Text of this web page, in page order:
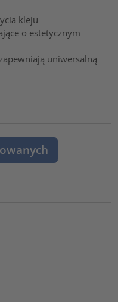
kleju
o estetycznym
uniwersalną